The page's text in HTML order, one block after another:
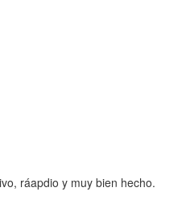
ráapdio y muy bien hecho.